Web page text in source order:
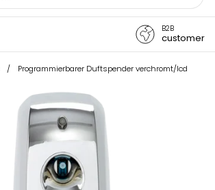
B2B
customer
/ Programmierbarer Duftspender verchromt/lcd